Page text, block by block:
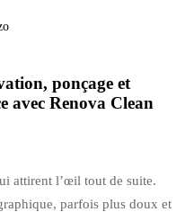
ponçage et
avec Renova Clean
attirent l’œil tout de suite.
parfois plus doux et